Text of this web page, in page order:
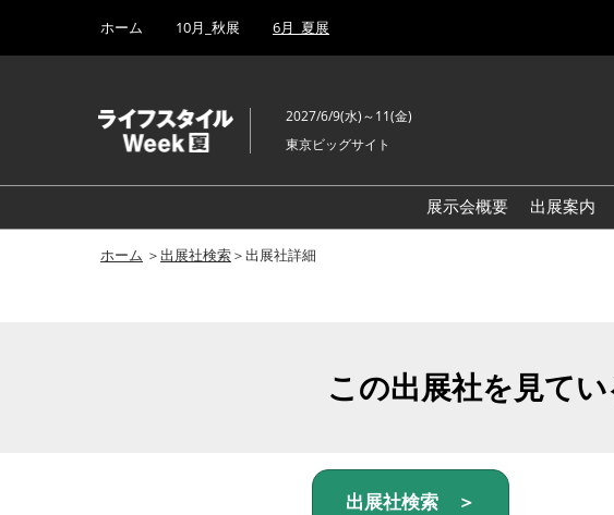
キ
し
to
ホーム 10月_秋展 6月_夏展
2027/6/9(水)～11(金)
東京ビッグサイト
展示会概要
出展案内
国際
ッズ
ホーム ＞出展社検索＞出展社詳細
この出展社を見て
出展社検索 ＞